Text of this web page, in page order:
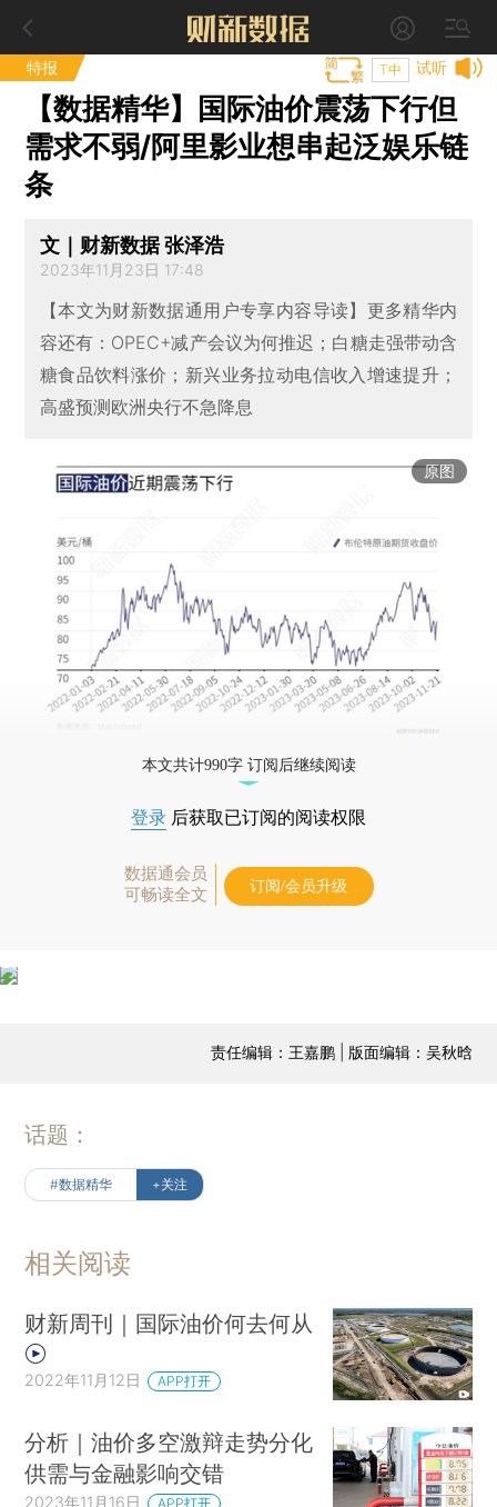
特报 试听
T中
【数据精华】国际油价震荡下行但
需求不弱/阿里影业想串起泛娱乐链
条
文｜财新数据 张泽浩
2023年11月23日 17:48
【本文为财新数据通用户专享内容导读】更多精华内
容还有：OPEC+减产会议为何推迟；白糖走强带动含
糖食品饮料涨价；新兴业务拉动电信收入增速提升；
高盛预测欧洲央行不急降息
原图
本文共计990字 订阅后继续阅读
登录 后获取已订阅的阅读权限
数据通会员
可畅读全文
订阅/会员升级
责任编辑：王嘉鹏 | 版面编辑：吴秋晗
话题：
#数据精华 +关注
相关阅读
财新周刊｜国际油价何去何从
2022年11月12日 APP打开
分析｜油价多空激辩走势分化
供需与金融影响交错
2023年11月16日 APP打开